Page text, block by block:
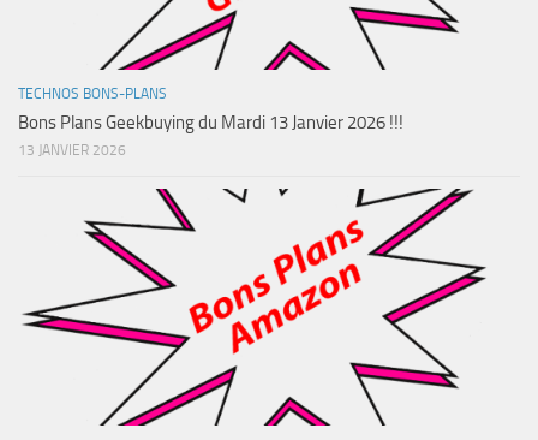
TECHNOS BONS-PLANS
Bons Plans Geekbuying du Mardi 13 Janvier 2026 !!!
13 JANVIER 2026